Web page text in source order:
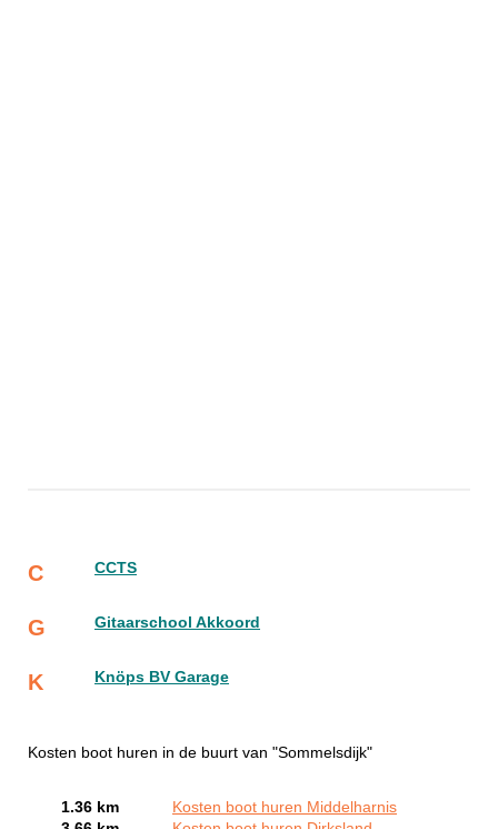
C CCTS
G Gitaarschool Akkoord
K Knöps BV Garage
Kosten boot huren in de buurt van "Sommelsdijk"
1.36 km
Kosten boot huren Middelharnis